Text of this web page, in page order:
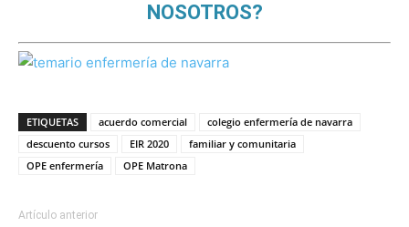
NOSOTROS?
ETIQUETAS acuerdo comercial
colegio enfermería de navarra
descuento cursos
EIR 2020
familiar y comunitaria
OPE enfermería
OPE Matrona
Artículo anterior